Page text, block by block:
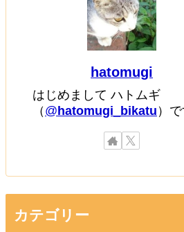
hatomugi
はじめまして ハトムギ
（ @hatomugi_bikatu ）で
カテゴリー